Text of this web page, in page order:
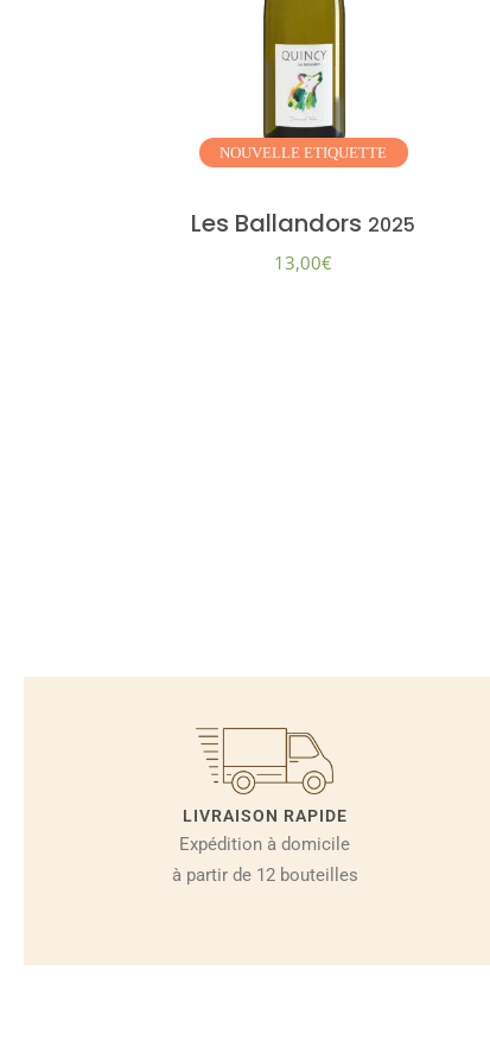
NOUVELLEETIQUETTE
Les Ballandors 2025
13,00€
LIVRAISON RAPIDE​
Expédition à domicile
à partir de 12 bouteilles